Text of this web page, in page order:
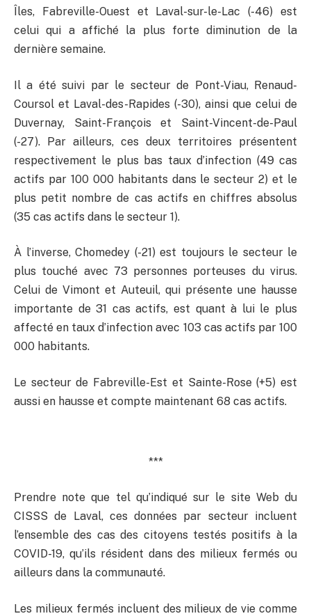
Îles, Fabreville-Ouest et Laval-sur-le-Lac (-46) est
celui qui a affiché la plus forte diminution de la
dernière semaine.
Il a été suivi par le secteur de Pont-Viau, Renaud-
Coursol et Laval-des-Rapides (-30), ainsi que celui de
Duvernay, Saint-François et Saint-Vincent-de-Paul
(-27). Par ailleurs, ces deux territoires présentent
respectivement le plus bas taux d’infection (49 cas
actifs par 100 000 habitants dans le secteur 2) et le
plus petit nombre de cas actifs en chiffres absolus
(35 cas actifs dans le secteur 1).
À l’inverse, Chomedey (-21) est toujours le secteur le
plus touché avec 73 personnes porteuses du virus.
Celui de Vimont et Auteuil, qui présente une hausse
importante de 31 cas actifs, est quant à lui le plus
affecté en taux d’infection avec 103 cas actifs par 100
000 habitants.
Le secteur de Fabreville-Est et Sainte-Rose (+5) est
aussi en hausse et compte maintenant 68 cas actifs.
***
Prendre note que tel qu’indiqué sur le site Web du
CISSS de Laval, ces données par secteur incluent
l’ensemble des cas des citoyens testés positifs à la
COVID-19, qu’ils résident dans des milieux fermés ou
ailleurs dans la communauté.
Les milieux fermés incluent des milieux de vie comme